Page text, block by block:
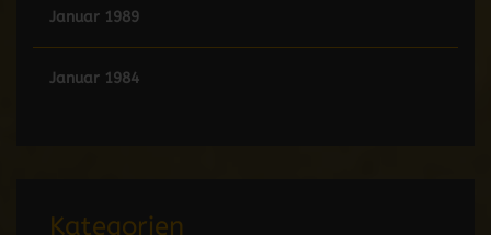
Januar 1989
Januar 1984
Kategorien